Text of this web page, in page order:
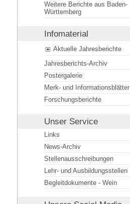
Weitere Berichte aus Baden-
Württemberg
Infomaterial
Aktuelle Jahresberichte
Jahresberichts-Archiv
Postergalerie
Merk- und Informationsblätter
Forschungsberichte
Unser Service
Links
News-Archiv
Stellenausschreibungen
Lehr- und Ausbildungsstellen
Begleitdokumente - Wein